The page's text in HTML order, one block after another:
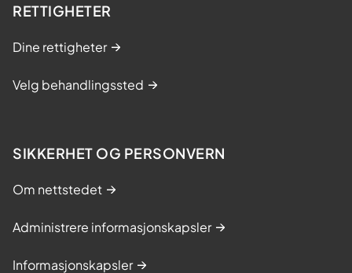
RETTIGHETER
Dine rettigheter
Velg behandlingssted
SIKKERHET OG PERSONVERN
Om nettstedet
Administrere informasjonskapsler
Informasjonskapsler